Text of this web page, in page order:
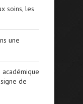
soins, les
une
académique
de